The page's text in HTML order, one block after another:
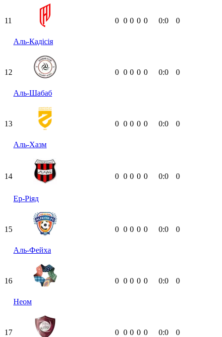
11
Аль-Кадісія
0 0 0 0 0 0:0 0
12
Аль-Шабаб
0 0 0 0 0 0:0 0
13
Аль-Хазм
0 0 0 0 0 0:0 0
14
Ер-Ріяд
0 0 0 0 0 0:0 0
15
Аль-Фейха
0 0 0 0 0 0:0 0
16
Неом
0 0 0 0 0 0:0 0
17 0 0 0 0 0 0:0 0